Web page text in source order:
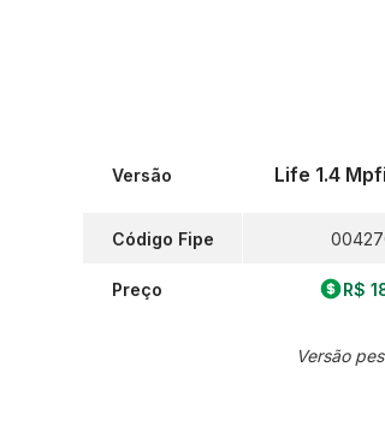
Versão
Código Fipe
Preço
Life 1.4
R$
Versão